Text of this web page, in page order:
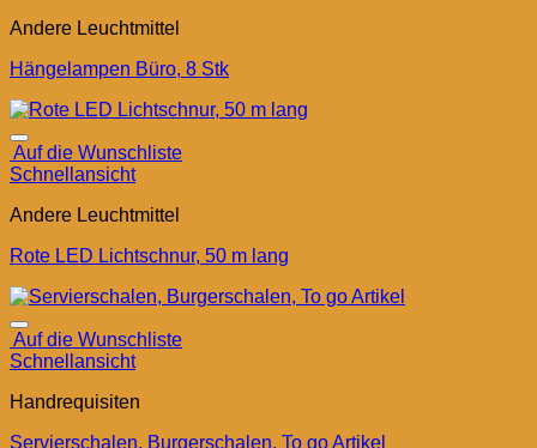
Andere Leuchtmittel
Hängelampen Büro, 8 Stk
Auf die Wunschliste
Schnellansicht
Andere Leuchtmittel
Rote LED Lichtschnur, 50 m lang
Auf die Wunschliste
Schnellansicht
Handrequisiten
Servierschalen, Burgerschalen, To go Artikel